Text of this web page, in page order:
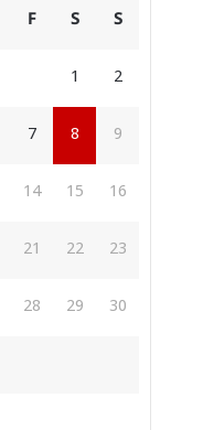
F S S
1 2
7 8 9
14 15 16
21 22 23
28 29 30